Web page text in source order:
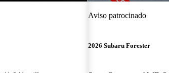
Aviso patrocinado
2026 Subaru Forester